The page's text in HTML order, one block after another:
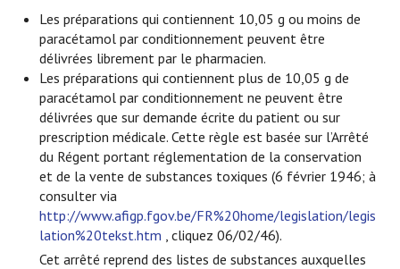
Les préparations qui contiennent 10,05 g ou moins de
paracétamol par conditionnement peuvent être
délivrées librement par le pharmacien.
Les préparations qui contiennent plus de 10,05 g de
paracétamol par conditionnement ne peuvent être
délivrées que sur demande écrite du patient ou sur
prescription médicale. Cette règle est basée sur l’Arrêté
du Régent portant réglementation de la conservation
et de la vente de substances toxiques (6 février 1946; à
consulter via
http://www.afigp.fgov.be/FR%20home/legislation/legis
lation%20tekst.htm , cliquez 06/02/46).
Cet arrêté reprend des listes de substances auxquelles